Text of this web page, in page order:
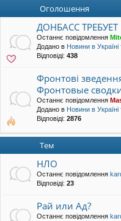
Оголошення
ДОНБАСС
Останнє повідомлення
Додано в Новини в Україні
Відповіді: 438
Фронтові
Фронтовые
Останнє повідомлення
Додано в Новини в Україні
Відповіді: 2876
Тем
НЛО
Останнє повідомлення
Відповіді: 23
Рай или Ад?
Останнє повідомлення